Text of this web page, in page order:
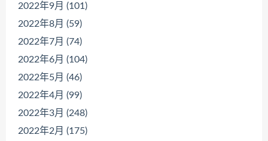
2022年9月 (101)
2022年8月 (59)
2022年7月 (74)
2022年6月 (104)
2022年5月 (46)
2022年4月 (99)
2022年3月 (248)
2022年2月 (175)